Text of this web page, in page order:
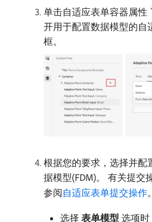
单击自适应表单容器属性
开用于配置数据模型的自
框。
根据您的要求，选择并配
据模型(FDM)。 有关提交
参阅自适应表单提交操作。
选择​ 表单模型 选项时